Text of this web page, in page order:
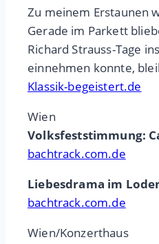
Zu meinem Erstaunen
Gerade im Parkett
Richard Strauss-Tage
einnehmen konnte,
Klassik-begeistert.de
Wien
Volksfeststimmung:
bachtrack.com.de
Liebesdrama im
bachtrack.com.de
Wien/Konzerthaus